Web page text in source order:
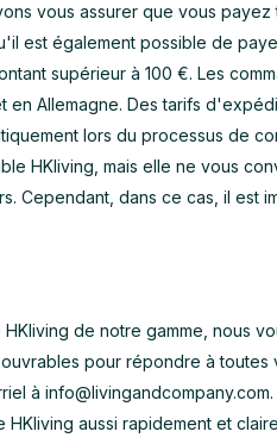
vous assurer que vous
est également possible de
supérieur à 100 €. Les
en Allemagne. Des tarifs
lors du processus de
HKliving, mais elle ne vous
Cependant, dans ce cas, il est
de notre gamme, nous
pour répondre à
à info@livingandcompany.com
aussi rapidement et